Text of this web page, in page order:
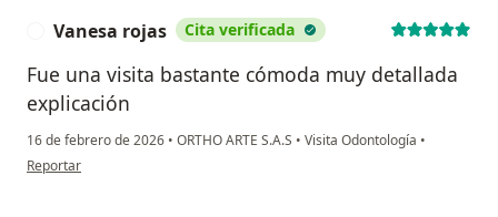
Vanesa rojas Cita verificada
Fue una visita bastante cómoda muy detallada
explicación
16 de febrero de 2026 • ORTHO ARTE S.A.S • Visita Odontología •
en opinión del usuario Vanesa rojas
Reportar